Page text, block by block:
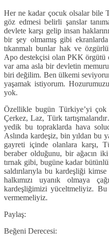
Her ne kadar çocuk olsalar bile
göz edmesi belirli şanslar
devlete karşı gelip insan
bir şey olmamış gibi
tıkanmalı bunlar hak ve
Apo destekçisi olan PKK örgütü
var ama asla bir devletin
biri değilim. Ben ülkemi
yaşamak istiyorum.
yok.
Özellikle bugün Türkiye’yi
Çerkez, Laz, Türk
yedik bu topraklarda hava
Aslında kardeşiz, bin yıldan bu
gayreti içinde olanlara karşı,
beraber olduğunu, bir ağacın
tırnak gibi, bugüne kadar
saldırılarıyla bu kardeşliği
halkımızı uyanık olmaya
kardeşliğimizi yüceltmeliyiz. Bu
vermemeliyiz.
Paylaş:
Beğeni Derecesi: